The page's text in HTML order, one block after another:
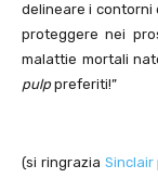
delineare i contorni
proteggere nei
malattie mortali
pulp preferiti!”
(si ringrazia Sinclair